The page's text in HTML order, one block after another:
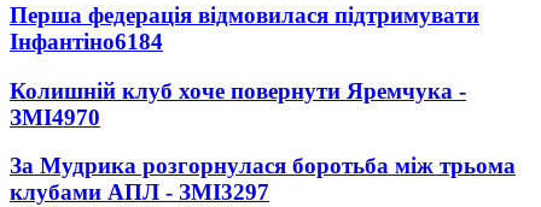
Перша федерація відмовилася підтримувати
Інфантіно6184
Колишній клуб хоче повернути Яремчука -
ЗМІ4970
За Мудрика розгорнулася боротьба між трьома
клубами АПЛ - ЗМІ3297